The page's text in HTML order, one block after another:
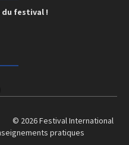
festival !
© 2026 Festival International
pratiques